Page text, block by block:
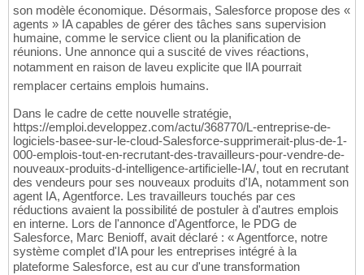
son modèle économique. Désormais, Salesforce propose des «
agents » IA capables de gérer des tâches sans supervision
humaine, comme le service client ou la planification de
réunions. Une annonce qui a suscité de vives réactions,
notamment en raison de laveu explicite que lIA pourrait
remplacer certains emplois humains.
Dans le cadre de cette nouvelle stratégie,
https://emploi.developpez.com/actu/368770/L-entreprise-de-
logiciels-basee-sur-le-cloud-Salesforce-supprimerait-plus-de-1-
000-emplois-tout-en-recrutant-des-travailleurs-pour-vendre-de-
nouveaux-produits-d-intelligence-artificielle-IA/, tout en recrutant
des vendeurs pour ses nouveaux produits d'IA, notamment son
agent IA, Agentforce. Les travailleurs touchés par ces
réductions avaient la possibilité de postuler à d'autres emplois
en interne. Lors de l'annonce d'Agentforce, le PDG de
Salesforce, Marc Benioff, avait déclaré : « Agentforce, notre
système complet d'IA pour les entreprises intégré à la
plateforme Salesforce, est au cur d'une transformation